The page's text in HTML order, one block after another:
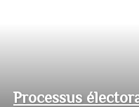
Processus